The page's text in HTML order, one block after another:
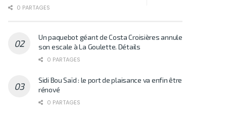
0 PARTAGES
Un paquebot géant de Costa Croisières annule
son escale à La Goulette. Détails
0 PARTAGES
Sidi Bou Saïd : le port de plaisance va enfin être
rénové
0 PARTAGES